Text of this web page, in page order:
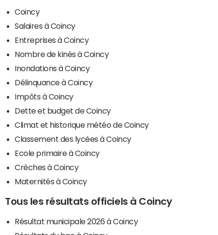
Coincy
Salaires à Coincy
Entreprises à Coincy
Nombre de kinés à Coincy
Inondations à Coincy
Délinquance à Coincy
Impôts à Coincy
Dette et budget de Coincy
Climat et historique météo de Coincy
Classement des lycées à Coincy
Ecole primaire à Coincy
Crèches à Coincy
Maternités à Coincy
Tous les résultats officiels à Coincy
Résultat municipale 2026 à Coincy